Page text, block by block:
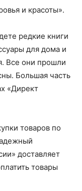
и красоты».
редкие книги
для дома и
Все они прошли
Большая часть
«Директ
товаров по
доставляет
товары